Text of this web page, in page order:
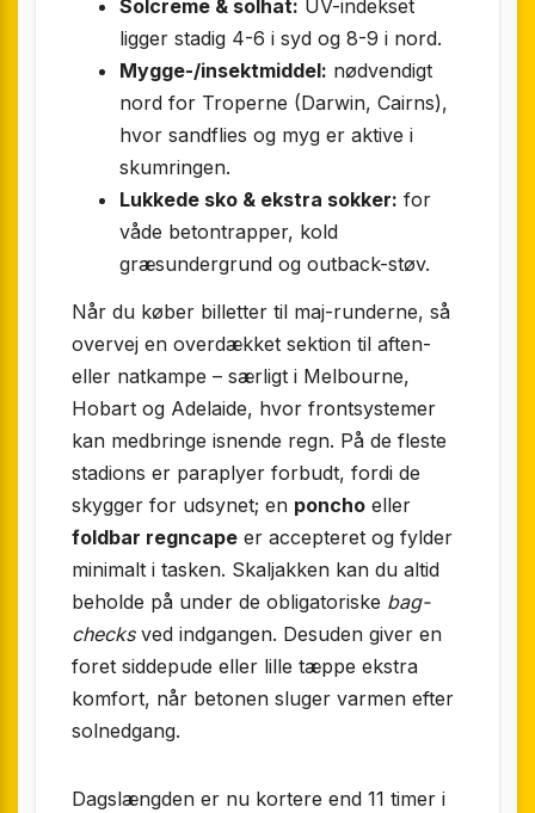
Solcreme & solhat: UV-indekset
ligger stadig 4-6 i syd og 8-9 i nord.
Mygge-/insektmiddel: nødvendigt
nord for Troperne (Darwin, Cairns),
hvor sandflies og myg er aktive i
skumringen.
Lukkede sko & ekstra sokker: for
våde betontrapper, kold
græsundergrund og outback-støv.
Når du køber billetter til maj-runderne, så
overvej en overdækket sektion til aften-
eller natkampe – særligt i Melbourne,
Hobart og Adelaide, hvor frontsystemer
kan medbringe isnende regn. På de fleste
stadions er paraplyer forbudt, fordi de
skygger for udsynet; en poncho eller
foldbar regncape er accepteret og fylder
minimalt i tasken. Skaljakken kan du altid
beholde på under de obligatoriske bag-
checksved indgangen. Desuden giver en
foret siddepude eller lille tæppe ekstra
komfort, når betonen sluger varmen efter
solnedgang.
Dagslængden er nu kortere end 11 timer i